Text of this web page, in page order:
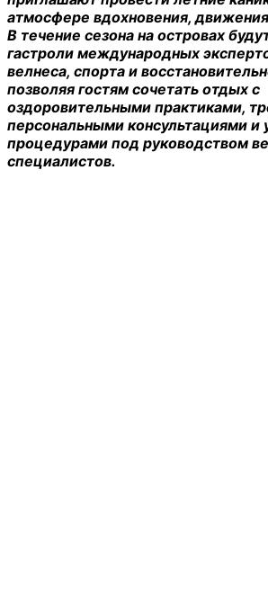
атмосфере вдохновения,
В течение сезона на островах
гастроли международных
велнеса, спорта и
позволяя гостям сочетать отдых с
оздоровительными практиками,
персональными консультациями
процедурами под руководством
специалистов.